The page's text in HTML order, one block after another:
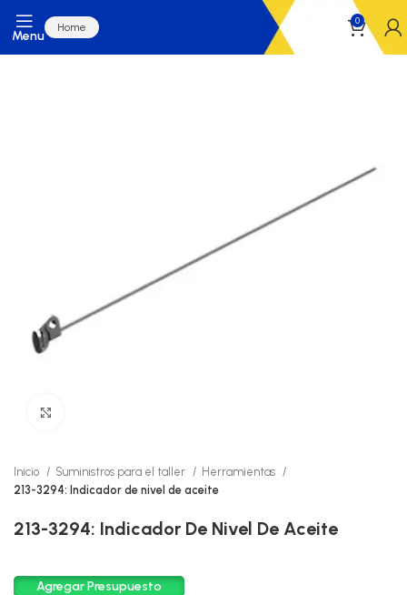
Menu
Home
0
Inicio Suministros para el taller
Herramientas
213-3294: Indicador de nivel de aceite
213-3294: Indicador De Nivel De Aceite
Agregar Presupuesto